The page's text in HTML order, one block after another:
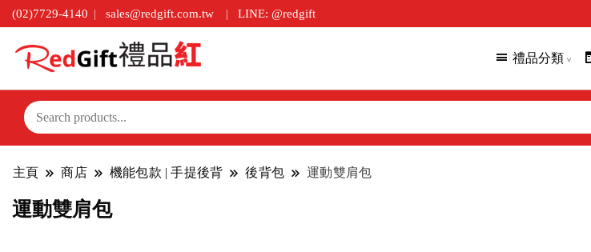
(02)7729-4140 sales@redgift.com.tw LINE: @redgift
禮品分類
主頁 商店 機能包款 | 手提後背 後背包 運動雙肩包
運動雙肩包